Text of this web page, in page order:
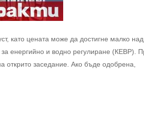
като цената може да достигне малко
енергийно и водно регулиране (КЕВР).
открито заседание. Ако бъде одобрена,